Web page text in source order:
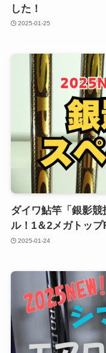
した！
2025-01-25
ダイワ鮎竿「銀影
ル！1＆2メガトッ
2025-01-24